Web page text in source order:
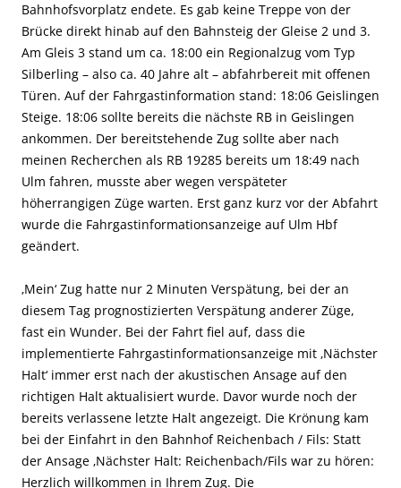
Bahnhofsvorplatz endete. Es gab keine Treppe von der
Brücke direkt hinab auf den Bahnsteig der Gleise 2 und 3.
Am Gleis 3 stand um ca. 18:00 ein Regionalzug vom Typ
Silberling – also ca. 40 Jahre alt – abfahrbereit mit offenen
Türen. Auf der Fahrgastinformation stand: 18:06 Geislingen
Steige. 18:06 sollte bereits die nächste RB in Geislingen
ankommen. Der bereitstehende Zug sollte aber nach
meinen Recherchen als RB 19285 bereits um 18:49 nach
Ulm fahren, musste aber wegen verspäteter
höherrangigen Züge warten. Erst ganz kurz vor der Abfahrt
wurde die Fahrgastinformationsanzeige auf Ulm Hbf
geändert.
‚Mein‘ Zug hatte nur 2 Minuten Verspätung, bei der an
diesem Tag prognostizierten Verspätung anderer Züge,
fast ein Wunder. Bei der Fahrt fiel auf, dass die
implementierte Fahrgastinformationsanzeige mit ‚Nächster
Halt‘ immer erst nach der akustischen Ansage auf den
richtigen Halt aktualisiert wurde. Davor wurde noch der
bereits verlassene letzte Halt angezeigt. Die Krönung kam
bei der Einfahrt in den Bahnhof Reichenbach / Fils: Statt
der Ansage ‚Nächster Halt: Reichenbach/Fils war zu hören:
Herzlich willkommen in Ihrem Zug. Die